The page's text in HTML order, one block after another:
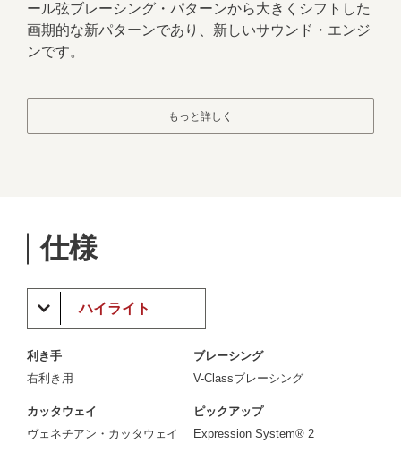
ール弦ブレーシング・パターンから大きくシフトした
画期的な新パターンであり、新しいサウンド・エンジ
ンです。
もっと詳しく
仕様
ハイライト
利き手
右利き用
ブレーシング
V-Classブレーシング
カッタウェイ
ヴェネチアン・カッタウェイ
ピックアップ
Expression System® 2